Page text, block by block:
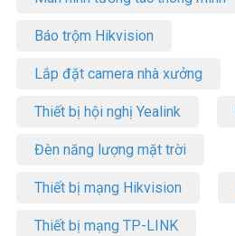
Báo trộm Hikvision
Lắp đặt camera nhà xưởng
Thiết bị hội nghị Yealink
Đèn năng lượng mặt trời
Thiết bị mạng Hikvision
Thiết bị mạng TP-LINK